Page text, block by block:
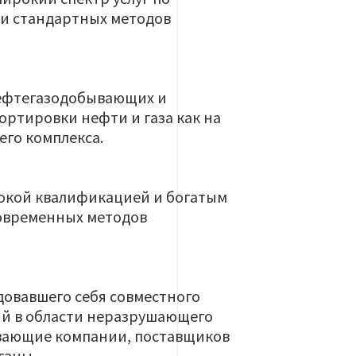
стандартных методов
и
нефти и газа как на
комплекса.
квалификацией и богатым
методов
себя совместного
в области неразрушающего
компании, поставщиков